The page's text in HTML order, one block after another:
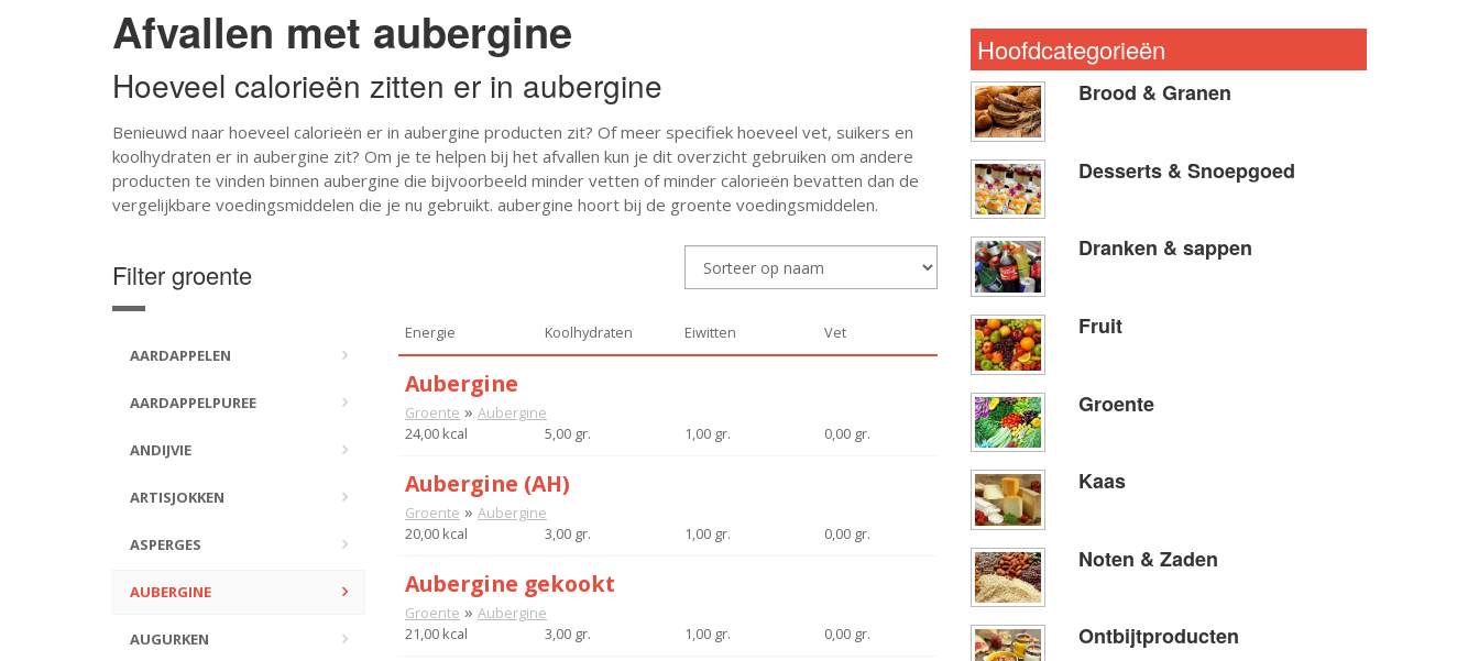
Afvallen met aubergine
Hoeveel calorieën zitten er in aubergine
Benieuwd naar hoeveel calorieën er in aubergine producten zit? Of meer specifiek hoeveel vet, suikers en
koolhydraten er in aubergine zit? Om je te helpen bij het afvallen kun je dit overzicht gebruiken om andere
producten te vinden binnen aubergine die bijvoorbeeld minder vetten of minder calorieën bevatten dan de
vergelijkbare voedingsmiddelen die je nu gebruikt. aubergine hoort bij de groente voedingsmiddelen.
Filter groente
AARDAPPELEN
AARDAPPELPUREE
ANDIJVIE
ARTISJOKKEN
ASPERGES
AUBERGINE
AUGURKEN
Energie Koolhydraten Eiwitten Vet
Aubergine
Groente » Aubergine
24,00 kcal
5,00 gr. 1,00 gr. 0,00 gr.
Aubergine (AH)
Groente » Aubergine
20,00 kcal
3,00 gr. 1,00 gr. 0,00 gr.
Aubergine gekookt
Groente » Aubergine
21,00 kcal
3,00 gr. 1,00 gr. 0,00 gr.
Hoofdcategorieën
Brood & Granen
Desserts & Snoepgoed
Dranken & sappen
Fruit
Groente
Kaas
Noten & Zaden
Ontbijtproducten